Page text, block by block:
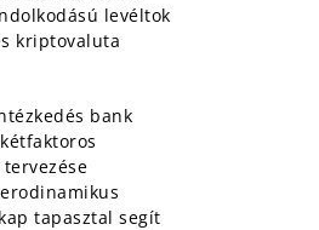
levéltok
kriptovaluta
bank
tapasztal segít